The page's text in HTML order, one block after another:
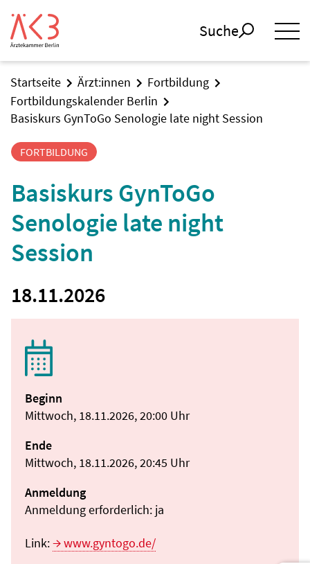
Suche
Startseite Ärzt:innen
Fortbildung
Fortbildungskalender Berlin
Basiskurs GynToGo Senologie late night Session
FORTBILDUNG
Basiskurs GynToGo
Senologie late night
Session
18.11.2026
Beginn
Mittwoch, 18.11.2026, 20:00 Uhr
Ende
Mittwoch, 18.11.2026, 20:45 Uhr
Anmeldung
Anmeldung erforderlich: ja
Link:
www.gyntogo.de/